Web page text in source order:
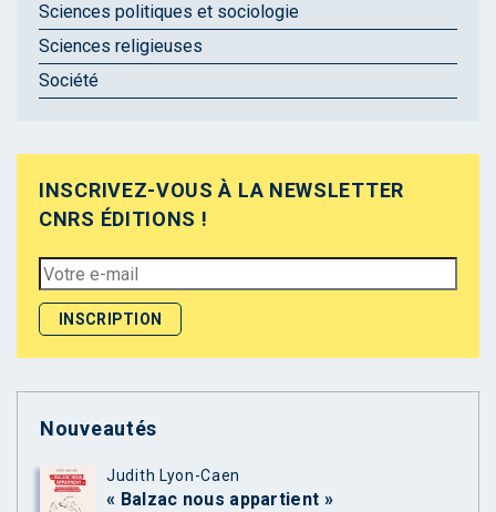
Sciences politiques et sociologie
Sciences religieuses
Société
INSCRIVEZ-VOUS À LA NEWSLETTER
CNRS ÉDITIONS !
Nouveautés
Judith Lyon-Caen
« Balzac nous appartient »